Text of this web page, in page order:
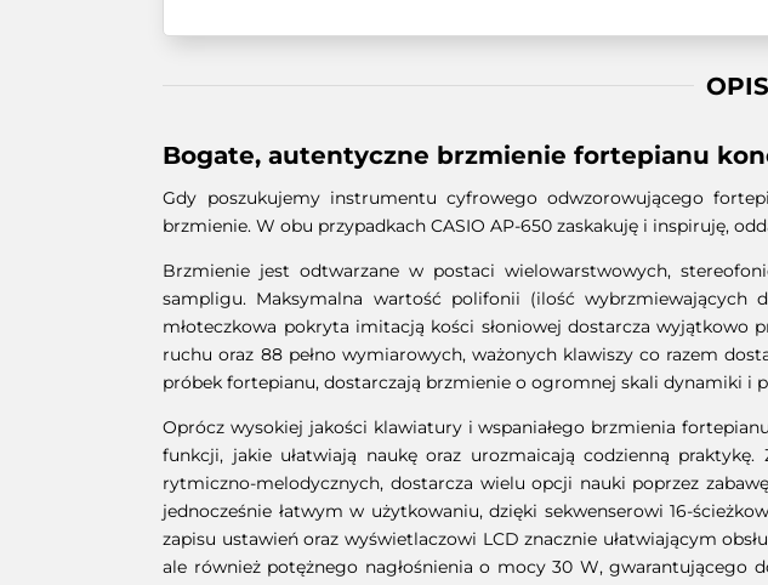
Bogate, autentyczne brzmienie fortepianu
Gdy poszukujemy instrumentu cyfrowego odwzorowującego
brzmienie. W obu przypadkach CASIO AP-650 zaskakuję i inspiruję,
Brzmienie jest odtwarzane w postaci wielowarstwowych,
sampligu. Maksymalna wartość polifonii (ilość wybrzmiewających
młoteczkowa pokryta imitacją kości słoniowej dostarcza
ruchu oraz 88 pełno wymiarowych, ważonych klawiszy co razem
próbek fortepianu, dostarczają brzmienie o ogromnej skali dynamiki i
Oprócz wysokiej jakości klawiatury i wspaniałego brzmienia
funkcji, jakie ułatwiają naukę oraz urozmaicają codzienną
rytmiczno-melodycznych, dostarcza wielu opcji nauki poprzez
jednocześnie łatwym w użytkowaniu, dzięki sekwenserowi 16-
zapisu ustawień oraz wyświetlaczowi LCD znacznie ułatwiającym
ale również potężnego nagłośnienia o mocy 30 W, gwarantującego